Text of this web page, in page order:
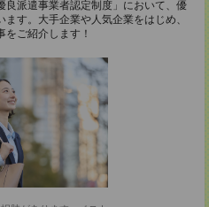
派遣事業者認定制度」において、優
す。大手企業や人気企業をはじめ、
ご紹介します！